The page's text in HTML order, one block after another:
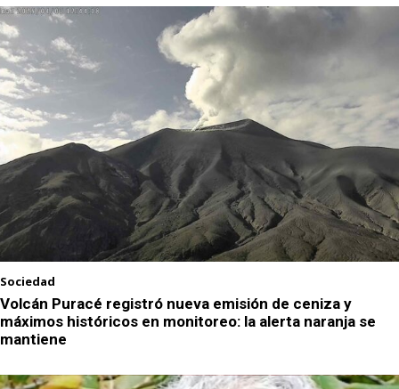
Sociedad
Volcán Puracé registró nueva emisión de ceniza y
máximos históricos en monitoreo: la alerta naranja se
mantiene